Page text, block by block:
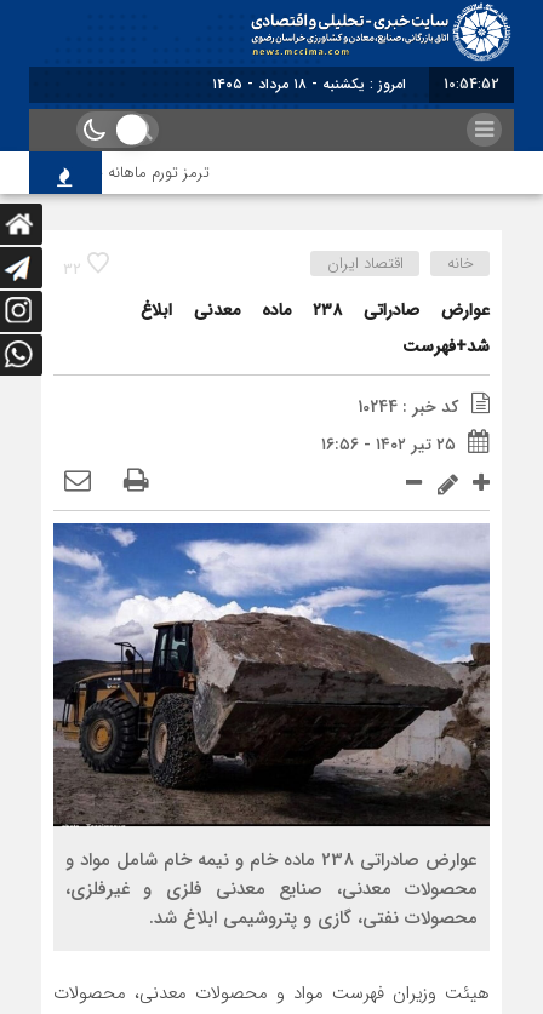
10:54:52 امروز : یکشنبه - ۱۸ مرداد - ۱۴۰۵
ترمز تورم ماهانه خراسان رضوی
32 خانه اقتصاد ایران
عوارض صادراتی ۲۳۸ ماده معدنی ابلاغ
شد+فهرست
کد خبر : 10244
۲۵ تیر ۱۴۰۲ - ۱۶:۵۶
عوارض صادراتی 238 ماده خام و نیمه خام شامل مواد و
محصولات معدنی، صنایع معدنی فلزی و غیرفلزی،
محصولات نفتی، گازی و پتروشیمی ابلاغ شد.
هیئت وزیران فهرست مواد و محصولات معدنی، محصولات